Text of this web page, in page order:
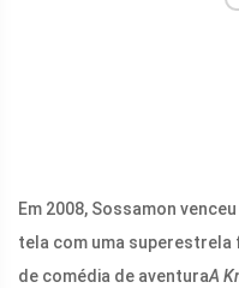
Em 2008, Sossamon
tela com uma superestrela
de comédia de aventuraA